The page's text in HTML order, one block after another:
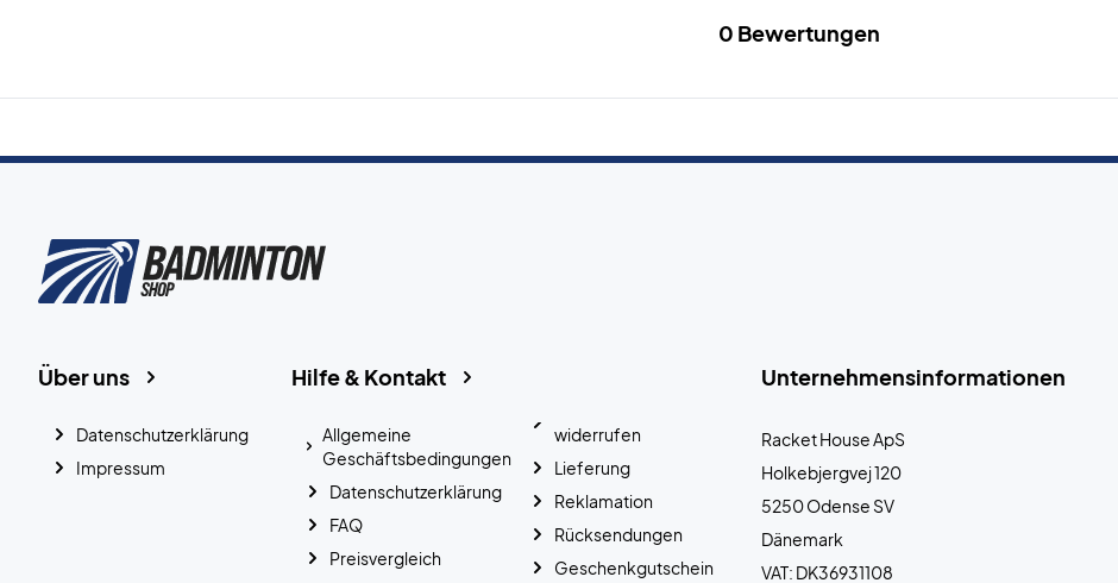
0 Bewertungen
Unternehmensinformationen
Racket House ApS
Holkebjergvej 120
5250 Odense SV
Dänemark
VAT: DK36931108
Hilfe & Kontakt
Allgemeine
Geschäftsbedingungen
Datenschutzerklärung
FAQ
Preisvergleich
widerrufen
Lieferung
Reklamation
Rücksendungen
Geschenkgutschein
Über uns
Datenschutzerklärung
Impressum